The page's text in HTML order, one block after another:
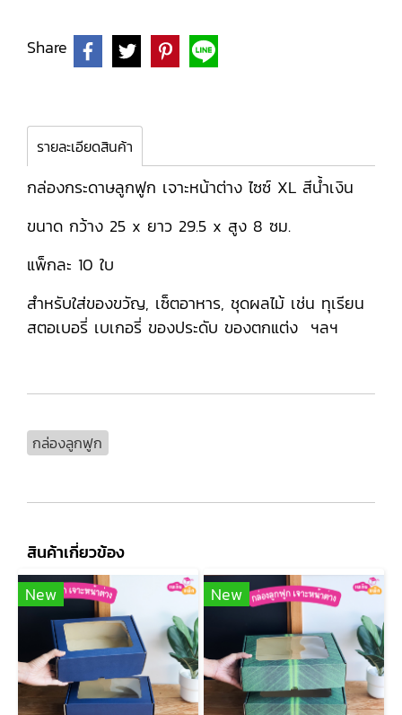
Share
รายละเอียดสินค้า
กล่องกระดาษลูกฟูก เจาะหน้าต่าง ไซซ์ XL สีน้ำเงิน
ขนาด กว้าง 25 x ยาว 29.5 x สูง 8 ซม.
แพ็กละ 10 ใบ
สำหรับใส่ของขวัญ, เซ็ตอาหาร, ชุดผลไม้ เช่น ทุเรียน
สตอเบอรี่ เบเกอรี่ ของประดับ ของตกแต่ง ฯลฯ
กล่องลูกฟูก
สินค้าเกี่ยวข้อง
New
New